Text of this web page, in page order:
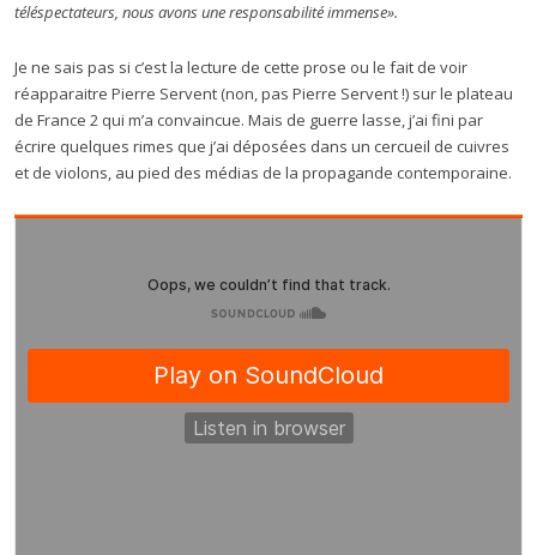
téléspectateurs, nous avons une responsabilité immense».
Je ne sais pas si c’est la lecture de cette prose ou le fait de voir
réapparaitre Pierre Servent (non, pas Pierre Servent !) sur le plateau
de France 2 qui m’a convaincue. Mais de guerre lasse, j’ai fini par
écrire quelques rimes que j’ai déposées dans un cercueil de cuivres
et de violons, au pied des médias de la propagande contemporaine.